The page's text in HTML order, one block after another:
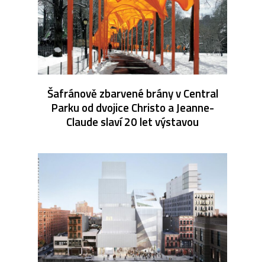
Šafránově zbarvené brány v Central
Parku od dvojice Christo a Jeanne-
Claude slaví 20 let výstavou